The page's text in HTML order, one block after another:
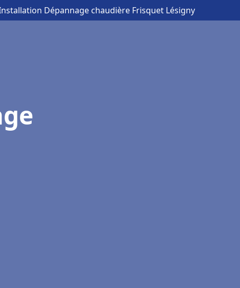
Dépannage chaudière Frisquet Lésigny